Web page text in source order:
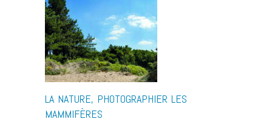
LA NATURE, PHOTOGRAPHIER LES
MAMMIFÈRES